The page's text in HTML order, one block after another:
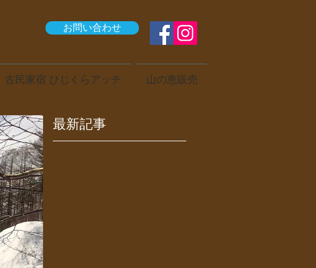
お問い合わせ
古民家宿 ひじくらアッチ 山の恵販売
最新記事